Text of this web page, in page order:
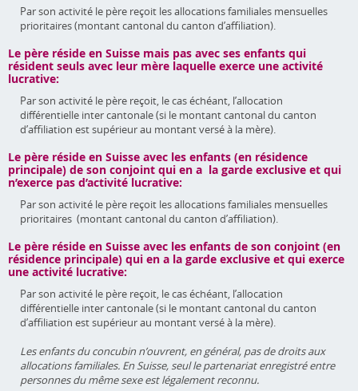
Par son activité le père reçoit les allocations familiales mensuelles
prioritaires (montant cantonal du canton d’affiliation).
Le père réside en Suisse mais pas avec ses enfants qui
résident seuls avec leur mère laquelle exerce une activité
lucrative:
Par son activité le père reçoit, le cas échéant, l’allocation
différentielle inter cantonale (si le montant cantonal du canton
d’affiliation est supérieur au montant versé à la mère).
Le père réside en Suisse avec les enfants (en résidence
principale) de son conjoint qui en a la garde exclusive et qui
n’exerce pas d’activité lucrative:
Par son activité le père reçoit les allocations familiales mensuelles
prioritaires (montant cantonal du canton d’affiliation).
Le père réside en Suisse avec les enfants de son conjoint (en
résidence principale) qui en a la garde exclusive et qui exerce
une activité lucrative:
Par son activité le père reçoit, le cas échéant, l’allocation
différentielle inter cantonale (si le montant cantonal du canton
d’affiliation est supérieur au montant versé à la mère).
Les enfants du concubin n’ouvrent, en général, pas de droits aux
allocations familiales. En Suisse, seul le partenariat enregistré entre
personnes du même sexe est légalement reconnu.